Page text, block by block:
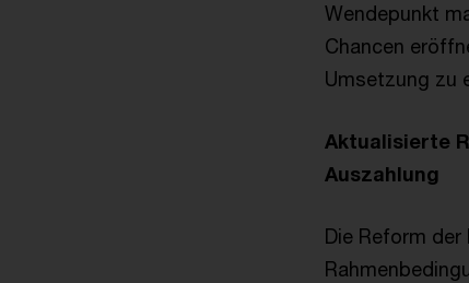
Wendepunkt
Chancen
Umsetzung zu
Aktualisierte
Auszahlung
Die Reform